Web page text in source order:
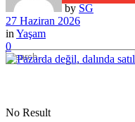
No Result
by SG
27 Haziran 2026
in Yaşam
0